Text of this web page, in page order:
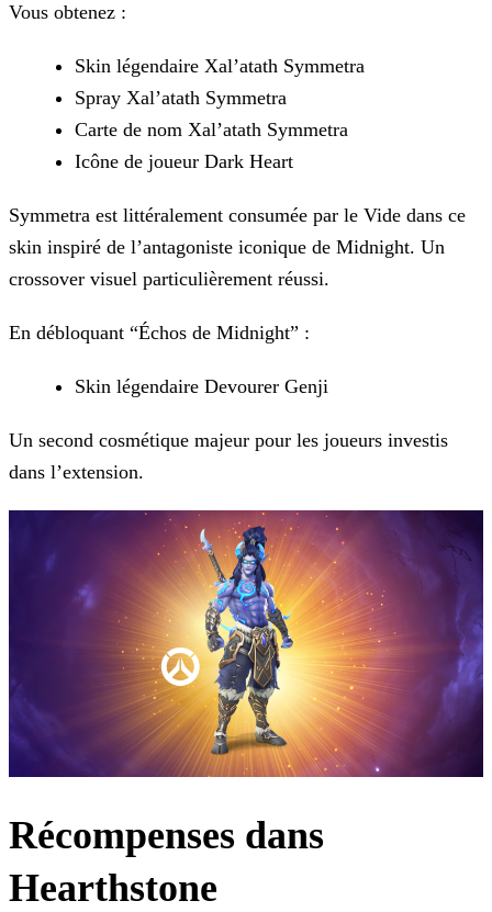
Vous obtenez :
Skin légendaire Xal’atath Symmetra
Spray Xal’atath Symmetra
Carte de nom Xal’atath Symmetra
Icône de joueur Dark Heart
Symmetra est littéralement consumée par le Vide dans ce
skin inspiré de l’antagoniste iconique de Midnight. Un
crossover visuel particulièrement réussi.
En débloquant “Échos de Midnight” :
Skin légendaire Devourer Genji
Un second cosmétique majeur pour les joueurs investis
dans l’extension.
Récompenses dans
Hearthstone